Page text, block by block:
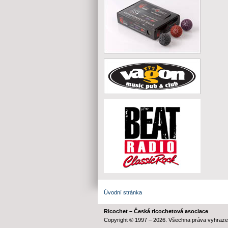
Úvodní stránka
Ricochet – Česká ricochetová asociace
Copyright © 1997 – 2026. Všechna práva